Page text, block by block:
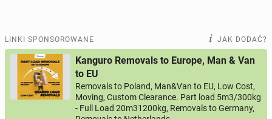
LINKI SPONSOROWANE JAK DODAĆ?
Kanguro Removals to Europe, Man & Van
to EU
Removals to Poland, Man&Van to EU, Low Cost,
Moving, Custom Clearance. Part load 5m3/300kg
- Full Load 20m31200kg, Removals to Germany,